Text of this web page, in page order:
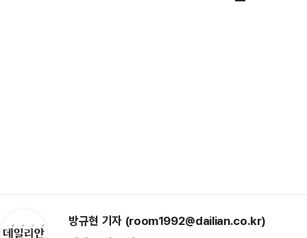
방규현 기자 (room1992@dailian.co.kr)